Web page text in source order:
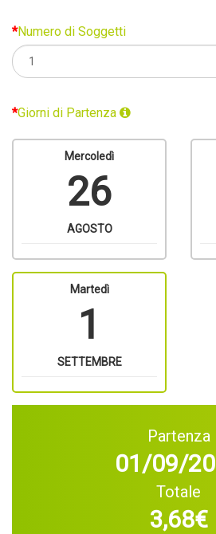
Numero di Soggetti
Giorni di Partenza
Mercoledì
26
AGOSTO
Martedì
1
SETTEMBRE
Partenza
01/09/
Totale
3,68€